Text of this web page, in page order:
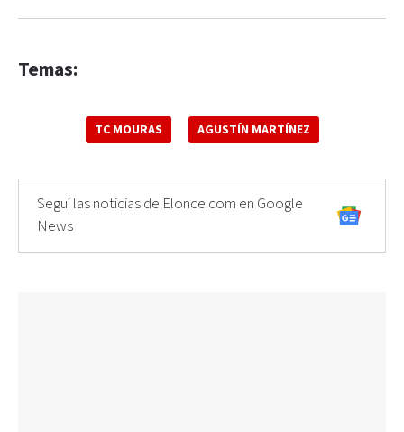
Temas:
TC MOURAS AGUSTÍN MARTÍNEZ
Seguí las noticias de Elonce.com en Google
News